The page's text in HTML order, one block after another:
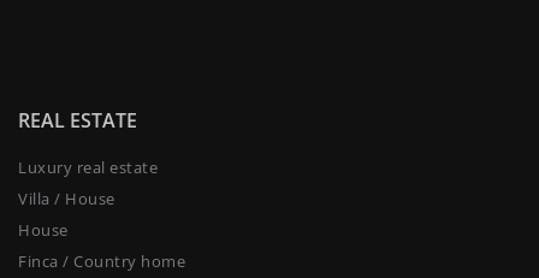
REAL ESTATE
Luxury real estate
Villa / House
House
Finca / Country home